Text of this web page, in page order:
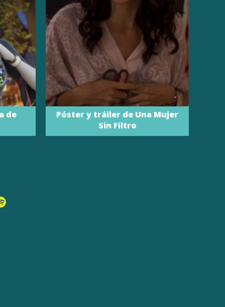
de
Póster y tráiler de Una Mujer
Sin Filtro